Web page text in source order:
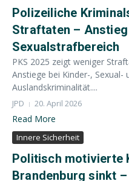
Polizeiliche
Straftaten –
Sexualstrafbereich
PKS 2025 zeigt weniger
Anstiege bei Kinder-,
Auslandskriminalität....
JPD 20. April 2026
Read More
Innere Sicherheit
Politisch motivierte
Brandenburg sinkt